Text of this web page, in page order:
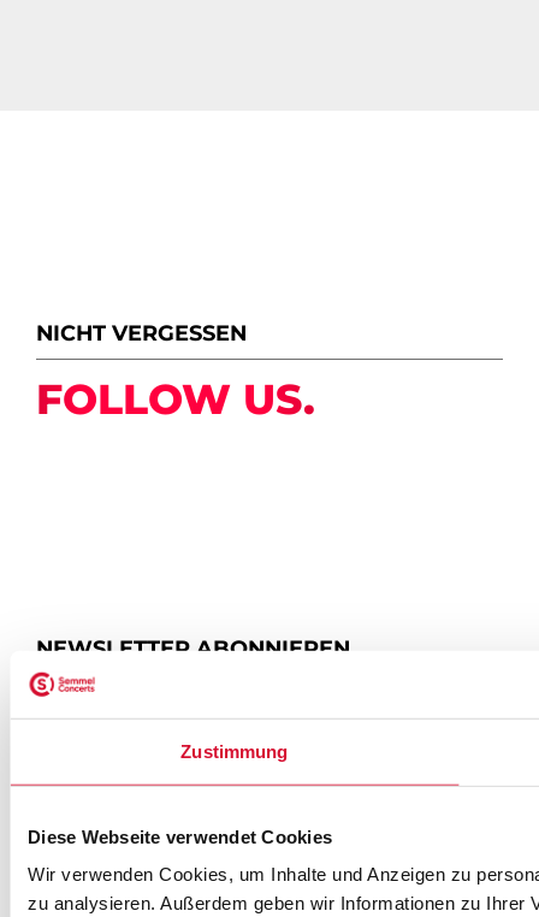
Zustimmung
Diese Webseite verwendet Cookies
Wir verwenden Cookies, um Inhalte und Anzeigen zu
zu analysieren. Außerdem geben wir Informationen zu Ihrer
NICHT VERGESSEN
FOLLOW US.
NEWSLETTER ABONNIEREN
SEMMEL @ SOCIAL MEDIA